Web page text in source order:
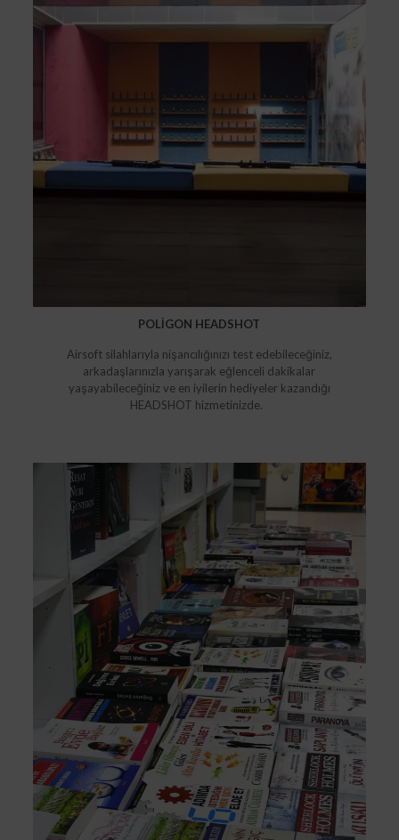
POLİGON HEADSHOT
Airsoft silahlarıyla nişancılığınızı test edebileceğiniz,
arkadaşlarınızla yarışarak eğlenceli dakikalar
yaşayabileceğiniz ve en iyilerin hediyeler kazandığı
HEADSHOT hizmetinizde.